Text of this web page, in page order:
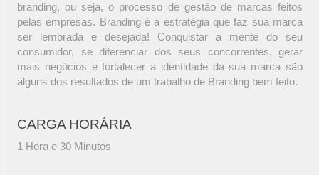
branding, ou seja, o processo de gestão de marcas feitos
pelas empresas. Branding é a estratégia que faz sua marca
ser lembrada e desejada! Conquistar a mente do seu
consumidor, se diferenciar dos seus concorrentes, gerar
mais negócios e fortalecer a identidade da sua marca são
alguns dos resultados de um trabalho de Branding bem feito.
CARGA HORÁRIA
1 Hora e 30 Minutos